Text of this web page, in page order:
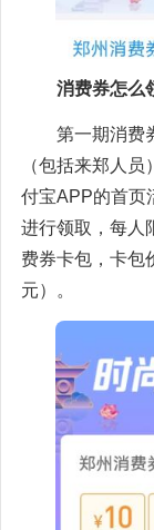
消费券怎么
第一期消费
（包括来郑人
付宝APP的首页
进行领取，每人
费券卡包，卡包
元）。